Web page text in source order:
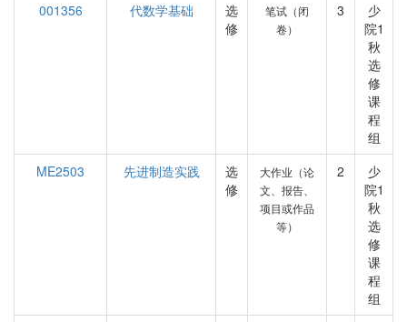
001356
代数学基础
选
修
笔试（闭
卷）
3
少
院1
秋
选
修
课
程
组
ME2503
先进制造实践
选
修
大作业（论
文、报告、
项目或作品
等）
2
少
院1
秋
选
修
课
程
组